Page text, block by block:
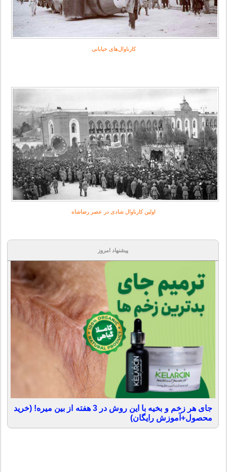
کارناوال‌های خیابانی
اولین کارناوال‌ شادی در عصر رضاشاه
پیشنهاد امروز
جای هر زخم و بخیه با این روش در 3 هفته از بین میره! (خرید
محصول+آموزش رایگان)